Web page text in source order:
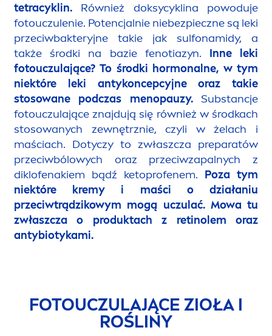
tetracyklin. Również doksycyklina powoduje
fotouczulenie. Potencjalnie niebezpieczne są leki
przeciwbakteryjne takie jak sulfonamidy, a
także środki na bazie fenotiazyn. Inne leki
fotouczulające? To środki hormonalne, w tym
niektóre leki antykoncepcyjne oraz takie
stosowane podczas menopauzy.Substancje
fotouczulające znajdują się również w środkach
stosowanych zewnętrznie, czyli w żelach i
maściach. Dotyczy to zwłaszcza preparatów
przeciwbólowych oraz przeciwzapalnych z
diklofenakiem bądź ketoprofenem. Poza tym
niektóre kremy i maści o działaniu
przeciwtrądzikowym mogą uczulać. Mowa tu
zwłaszcza o produktach z retinolem oraz
antybiotykami.
FOTOUCZULAJĄCE ZIOŁA I
ROŚLINY